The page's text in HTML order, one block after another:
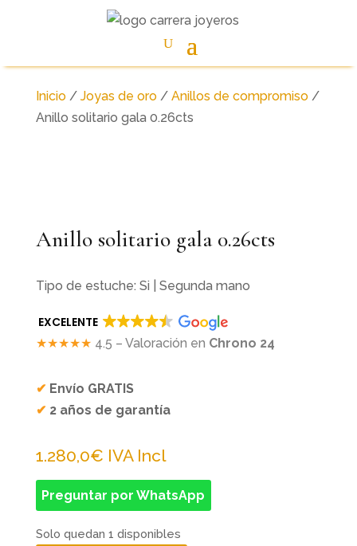
Inicio/ Joyas de oro/ Anillos de compromiso/
Anillo solitario gala 0.26cts
Anillo solitario gala 0.26cts
Tipo de estuche: Si | Segunda mano
EXCELENTE
★★★★★ 4.5 – Valoración en Chrono 24
✔ Envío GRATIS
✔ 2 años de garantía
1.280,0€ IVA Incl
Preguntar por WhatsApp
Solo quedan 1 disponibles